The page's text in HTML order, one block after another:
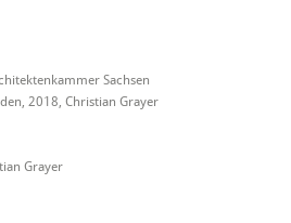
Sachsen
2018, Christian Grayer
Grayer